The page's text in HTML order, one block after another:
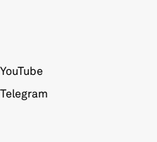
YouTube
Telegram